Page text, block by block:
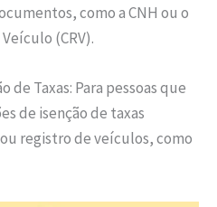
como a CNH ou o
(CRV).
de Taxas: Para pessoas que
de isenção de taxas
registro de veículos, como